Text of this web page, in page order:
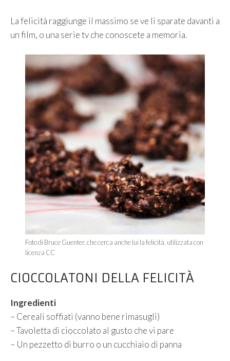
La felicità raggiunge il massimo se ve li sparate davanti a
un film, o una serie tv che conoscete a memoria.
Foto di Bruce Guenter, che cerca anche lui la felicità, utilizzata con
licenza CC
CIOCCOLATONI DELLA FELICITÀ
Ingredienti
– Cereali soffiati (vanno bene rimasugli)
– Tavoletta di cioccolato al gusto che vi pare
– Un pezzetto di burro o un cucchiaio di panna